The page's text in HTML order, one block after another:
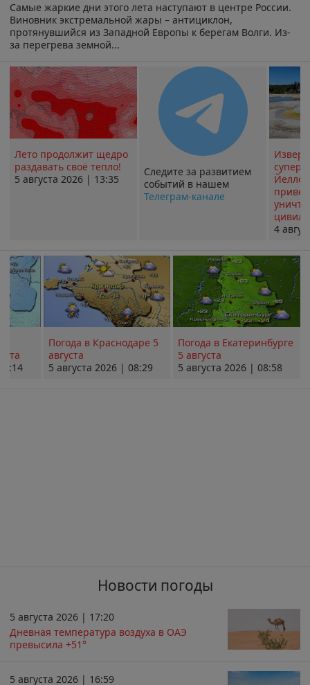
Самые жаркие дни этого лета наступают в центре России.
Виновник экстремальной жары – антициклон,
протянувшийся из Западной Европы к берегам Волги. Из-
за перегрева земной...
Лето продолжит щедро
раздавать своё тепло!
5 августа 2026 | 13:35
Следите за развитием
событий в нашем
Телеграм-канале
4
Погода в Краснодаре 5
августа
5 августа 2026 | 08:29
Погода в Екатеринбурге
5 августа
5 августа 2026 | 08:58
Новости погоды
5 августа 2026 | 17:20
Дневная температура воздуха в ОАЭ
превысила +51°
5 августа 2026 | 16:59